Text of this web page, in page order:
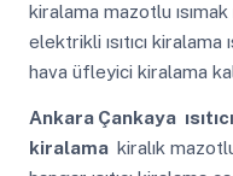
kiralama mazotlu ısımak
elektrikli ısıtıcı
hava üfleyici kiralama
Ankara Çankaya
kiralama kiralık mazotlu